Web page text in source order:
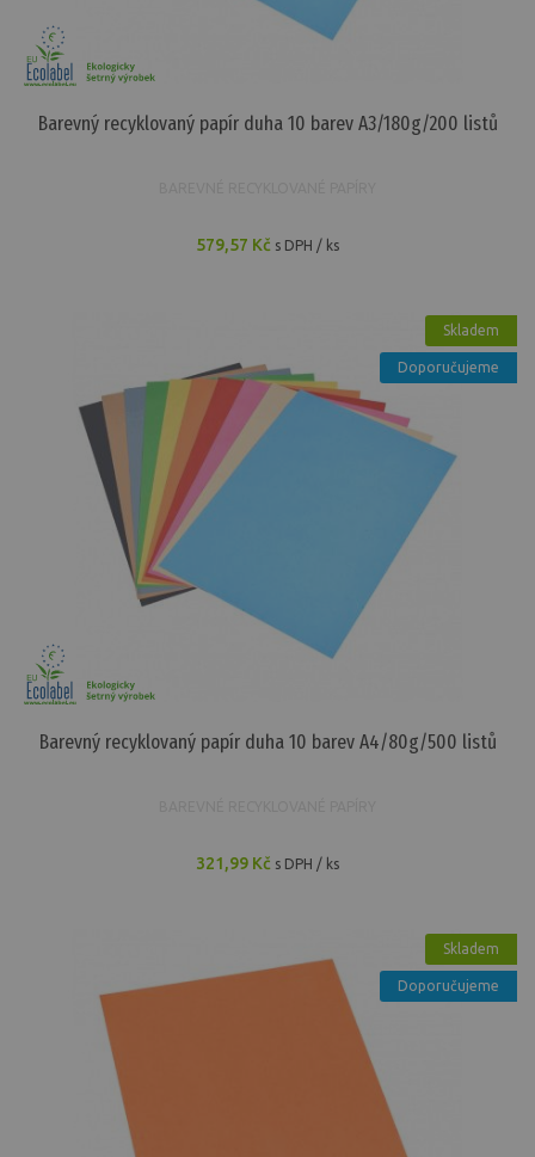
Barevný recyklovaný papír duha 10 barev A3/180g/200 listů
579,57 Kč s DPH / ks
Skladem
Doporučujeme
Barevný recyklovaný papír duha 10 barev A4/80g/500 listů
321,99 Kč s DPH / ks
Skladem
Doporučujeme